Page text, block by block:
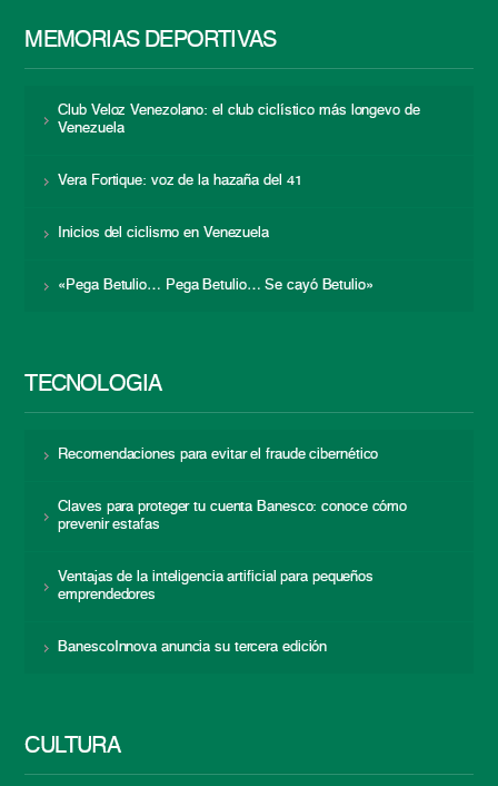
MEMORIAS DEPORTIVAS
Club Veloz Venezolano: el club ciclístico más longevo de
Venezuela
Vera Fortique: voz de la hazaña del 41
Inicios del ciclismo en Venezuela
«Pega Betulio… Pega Betulio… Se cayó Betulio»
TECNOLOGÍA
Recomendaciones para evitar el fraude cibernético
Claves para proteger tu cuenta Banesco: conoce cómo
prevenir estafas
Ventajas de la inteligencia artificial para pequeños
emprendedores
BanescoInnova anuncia su tercera edición
CULTURA